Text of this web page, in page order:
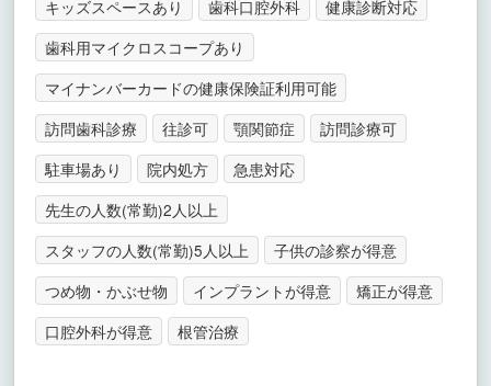
キッズスペースあり
歯科口腔外科
健康診断対応
歯科用マイクロスコープあり
マイナンバーカードの健康保険証利用可能
訪問歯科診療
往診可 顎関節症
訪問診療可
駐車場あり
院内処方
急患対応
先生の人数(常勤)2人以上
スタッフの人数(常勤)5人以上
子供の診察が得意
つめ物・かぶせ物
インプラントが得意
矯正が得意
口腔外科が得意
根管治療